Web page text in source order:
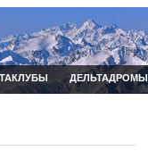
ДЕЛЬТАДРОМЫ